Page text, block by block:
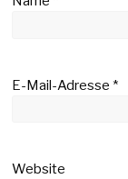
E-Mail-Adresse*
Website